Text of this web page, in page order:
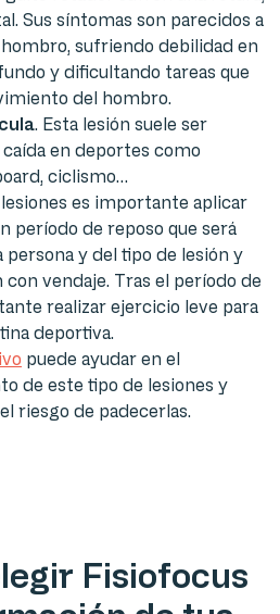
Sus síntomas son parecidos a
sufriendo debilidad en
y dificultando tareas que
del hombro.
. Esta lesión suele ser
en deportes como
ciclismo…
es importante aplicar
período de reposo que será
y del tipo de lesión y
vendaje. Tras el período de
realizar ejercicio leve para
deportiva.
puede ayudar en el
de este tipo de lesiones y
riesgo de padecerlas.
Fisiofocus